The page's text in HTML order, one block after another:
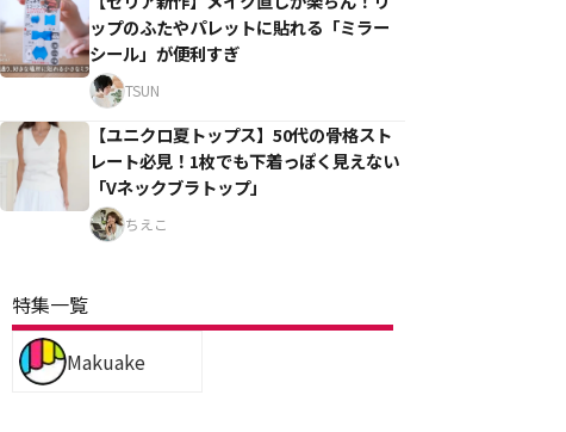
ップのふたやパレットに貼れる「ミラー
シール」が便利すぎ
TSUN
【ユニクロ夏トップス】50代の骨格スト
レート必見！1枚でも下着っぽく見えない
「Vネックブラトップ」
ちえこ
特集一覧
Makuake